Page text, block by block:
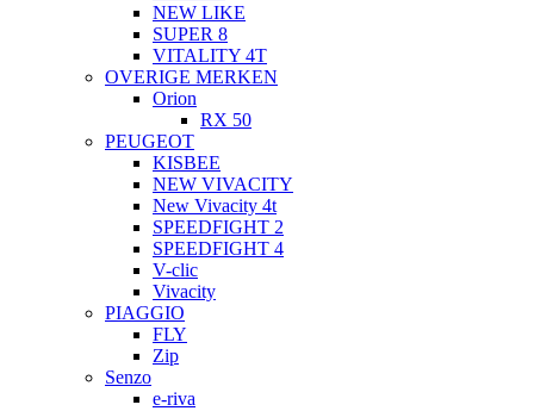
NEW LIKE
SUPER 8
VITALITY 4T
OVERIGE MERKEN
Orion
RX 50
PEUGEOT
KISBEE
NEW VIVACITY
New Vivacity 4t
SPEEDFIGHT 2
SPEEDFIGHT 4
V-clic
Vivacity
PIAGGIO
FLY
Zip
Senzo
e-riva